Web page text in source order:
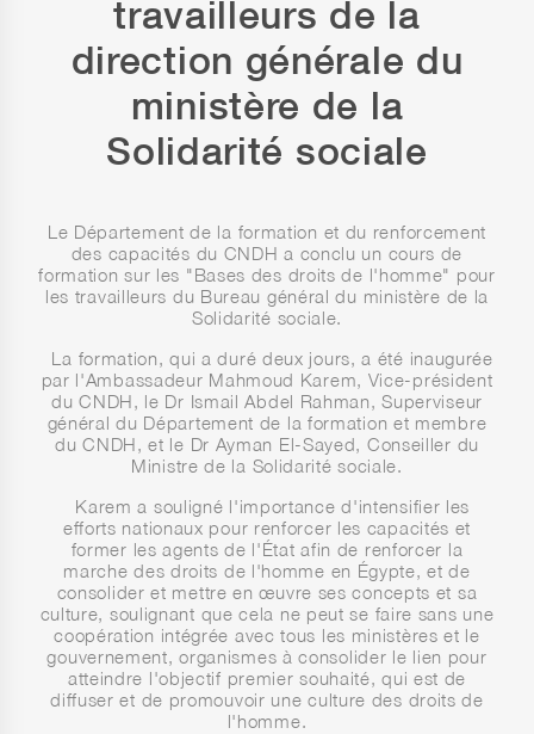
travailleurs de la
direction générale du
ministère de la
Solidarité sociale
Le Département de la formation et du renforcement
des capacités du CNDH a conclu un cours de
formation sur les "Bases des droits de l'homme" pour
les travailleurs du Bureau général du ministère de la
Solidarité sociale.
La formation, qui a duré deux jours, a été inaugurée
par l'Ambassadeur Mahmoud Karem, Vice-président
du CNDH, le Dr Ismail Abdel Rahman, Superviseur
général du Département de la formation et membre
du CNDH, et le Dr Ayman El-Sayed, Conseiller du
Ministre de la Solidarité sociale.
Karem a souligné l'importance d'intensifier les
efforts nationaux pour renforcer les capacités et
former les agents de l'État afin de renforcer la
marche des droits de l'homme en Égypte, et de
consolider et mettre en œuvre ses concepts et sa
culture, soulignant que cela ne peut se faire sans une
coopération intégrée avec tous les ministères et le
gouvernement, organismes à consolider le lien pour
atteindre l'objectif premier souhaité, qui est de
diffuser et de promouvoir une culture des droits de
l'homme.